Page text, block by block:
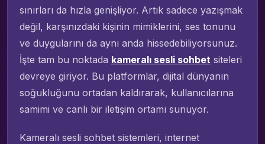
sınırları da hızla genişliyor. Artık sadece yazışmak
değil, karşınızdaki kişinin mimiklerini, ses tonunu
ve duygularını da aynı anda hissedebiliyorsunuz.
İşte tam bu noktada kameralı sesli sohbet siteleri
devreye giriyor. Bu platformlar, dijital dünyanın
soğukluğunu ortadan kaldırarak, kullanıcılarına
samimi ve canlı bir iletişim ortamı sunuyor.
Kameralı sesli sohbet sistemleri, internet